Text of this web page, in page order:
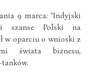
9 marca: "Indyjski
szanse Polski na
w oparciu o wnioski z
świata biznesu,